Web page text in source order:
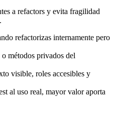
a refactors y evita fragilidad
refactorizas internamente pero
métodos privados del
visible, roles accesibles y
al uso real, mayor valor aporta